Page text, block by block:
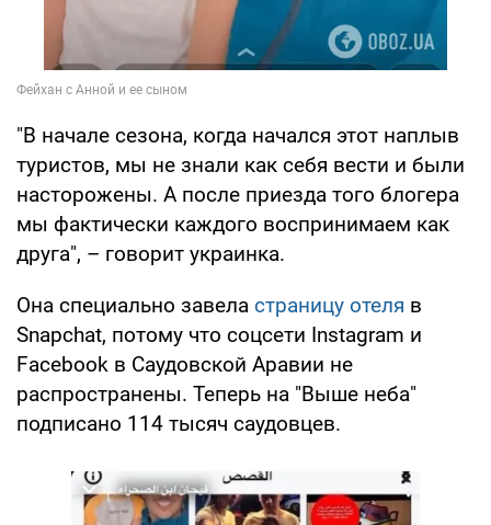
"В начале сезона, когда начался этот наплыв
туристов, мы не знали как себя вести и были
насторожены. А после приезда того блогера
мы фактически каждого воспринимаем как
друга", – говорит украинка.
Она специально завела страницу отеля в
Snapchat, потому что соцсети Instagram и
Facebook в Саудовской Аравии не
распространены. Теперь на "Выше неба"
подписано 114 тысяч саудовцев.